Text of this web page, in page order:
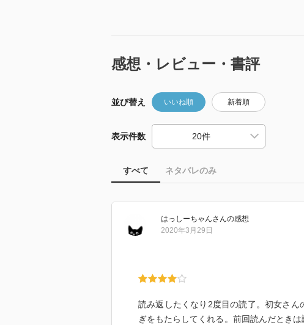
感想・レビュー・書評
並び替え いいね順 新着順
表示件数
すべて ネタバレのみ
はっしーちゃんさんの感想
2020年3月29日
読み返したくなり2度目の読了。初女さ
ぎをもたらしてくれる。前回読んだとき